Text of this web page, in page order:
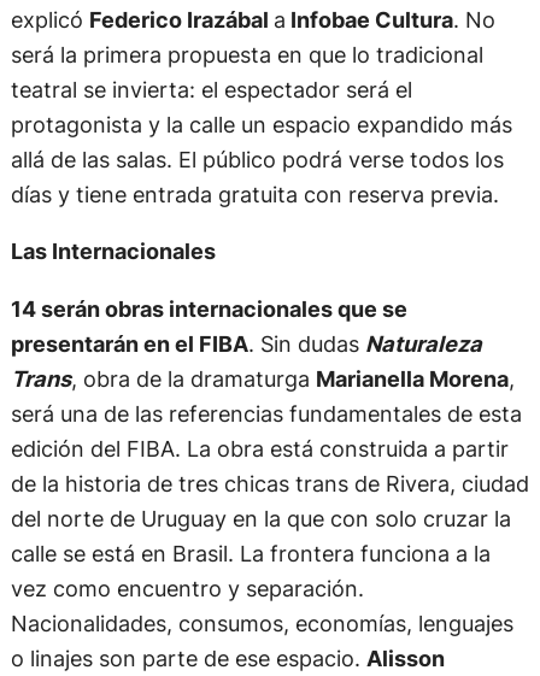
explicó Federico Irazábal a Infobae Cultura. No
será la primera propuesta en que lo tradicional
teatral se invierta: el espectador será el
protagonista y la calle un espacio expandido más
allá de las salas. El público podrá verse todos los
días y tiene entrada gratuita con reserva previa.
Las Internacionales
14 serán obras internacionales que se
presentarán en el FIBA. Sin dudas Naturaleza
Trans, obra de la dramaturga Marianella Morena,
será una de las referencias fundamentales de esta
edición del FIBA. La obra está construida a partir
de la historia de tres chicas trans de Rivera, ciudad
del norte de Uruguay en la que con solo cruzar la
calle se está en Brasil. La frontera funciona a la
vez como encuentro y separación.
Nacionalidades, consumos, economías, lenguajes
o linajes son parte de ese espacio. Alisson